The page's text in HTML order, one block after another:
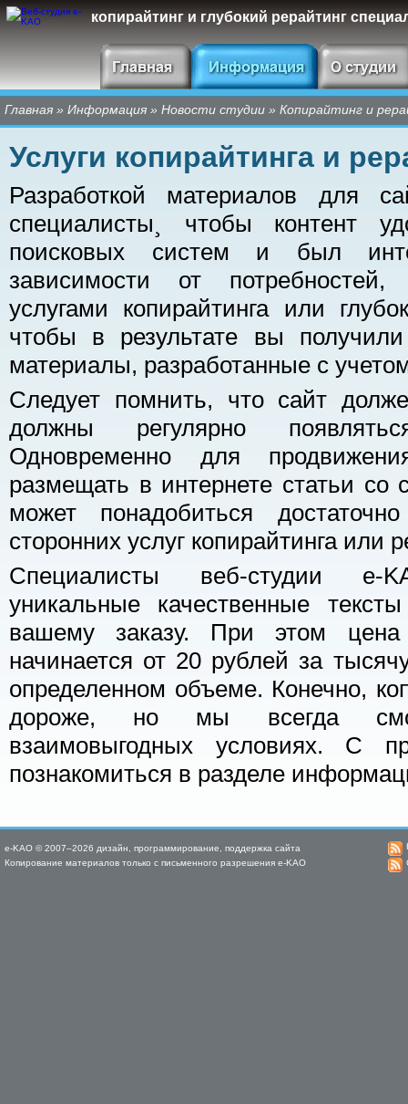
копирайтинг и глубокий рерайтинг
Главная » Информация » Новости студии » Копирайтинг и
Услуги копирайтинга и
Разработкой материалов для
специалисты¸ чтобы контент
поисковых систем и был
зависимости от потребностей,
услугами копирайтинга или
чтобы в результате вы
материалы, разработанные с
Следует помнить, что сайт
должны регулярно
Одновременно для
размещать в интернете статьи со
может понадобиться
сторонних услуг копирайтинга или
Специалисты веб-студии e-
уникальные качественные
вашему заказу. При этом
начинается от 20 рублей за
определенном объеме. Конечно,
дороже, но мы всегда
взаимовыгодных условиях. С
познакомиться в разделе
e-KAO © 2007–2026 дизайн, программирование, поддержка сайта
Копирование материалов только с письменного разрешения e-KAO